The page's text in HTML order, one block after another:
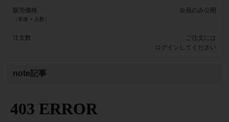
販売価格
（単価 × 入数）
会員のみ公開
注文数
ご注文には
ログイン してください
note記事